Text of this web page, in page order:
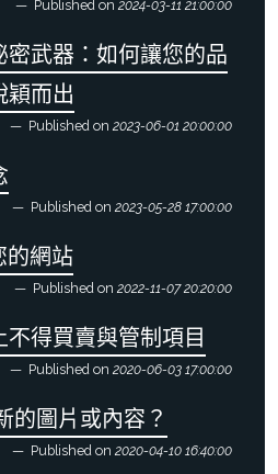
Published on 2024-03-11 21:00:00
密武器：如何讓您的品
穎而出
Published on 2023-06-01 20:00:00
Published on 2023-05-28 17:00:00
的網站
Published on 2022-11-07 20:20:00
得買賣與管制項目
Published on 2020-06-03 17:00:00
的圖片或內容？
Published on 2020-04-10 16:40:00